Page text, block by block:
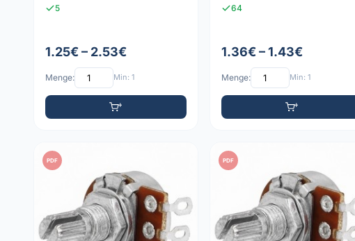
5
1.25€ – 2.53€
Menge: Min: 1
64
1.36€ – 1.43€
Menge: Min: 1
PDF PDF